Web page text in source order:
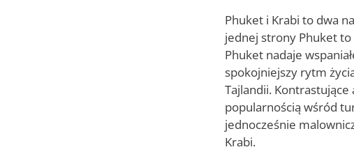
Phuket i Krabi to dwa
jednej strony Phuket
Phuket nadaje
spokojniejszy rytm
Tajlandii.
popularnością wśród
jednocześnie
Krabi.